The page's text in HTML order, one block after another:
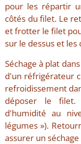
pour les répartir
côtés du filet. Le
et frotter le filet
sur le dessus et les
Séchage à plat
d'un réfrigérateur
refroidissement
déposer le
d'humidité au
légumes »).
assurer un